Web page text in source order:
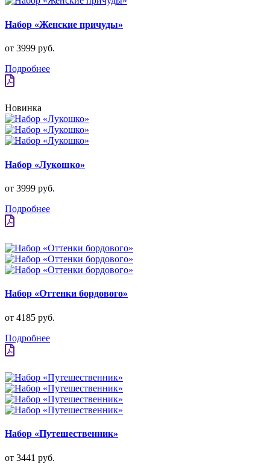
Набор «Женские причуды»
от 3999 руб.
Подробнее
Новинка
Набор «Лукошко»
от 3999 руб.
Подробнее
Набор «Оттенки бордового»
от 4185 руб.
Подробнее
Набор «Путешественник»
от 3441 руб.